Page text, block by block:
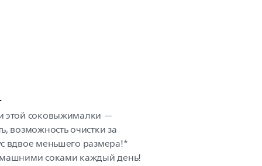
этой соковыжималки —
возможность очистки за
вдвое меньшего размера!*
соками каждый день!